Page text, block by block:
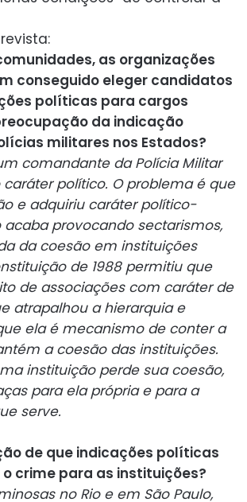
as organizações
conseguido eleger candidatos
políticas para cargos
da indicação
militares nos Estados?
comandante da Polícia Militar
político. O problema é que
e adquiriu caráter político-
acaba provocando sectarismos,
da coesão em instituições
de 1988 permitiu que
de associações com caráter de
atrapalhou a hierarquia e
ela é mecanismo de conter a
a coesão das instituições.
instituição perde sua coesão,
para ela própria e para a
serve.
de que indicações políticas
crime para as instituições?
no Rio e em São Paulo,